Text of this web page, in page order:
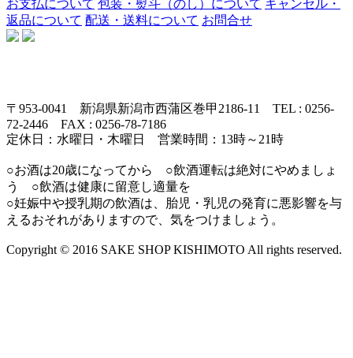
お支払について 包装・熨斗（のし）について キャンセル・
返品について 配送・送料について お問合せ
〒953-0041 新潟県新潟市西蒲区巻甲2186-11 TEL : 0256-
72-2446 FAX : 0256-78-7186
定休日：水曜日・木曜日 営業時間：13時～21時
○お酒は20歳になってから ○飲酒運転は絶対にやめましょ
う ○飲酒は健康に留意し適量を
○妊娠中や授乳期の飲酒は、胎児・乳児の発育に悪影響を与
えるおそれがありますので、気をつけましょう。
Copyright © 2016 SAKE SHOP KISHIMOTO All rights reserved.